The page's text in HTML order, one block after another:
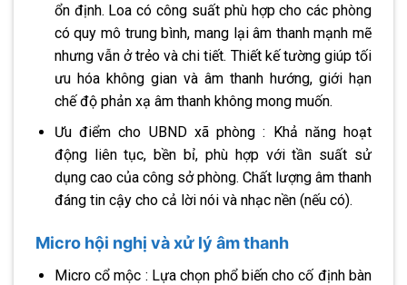
ổn định. Loa có công suất phù hợp cho các phòng
có quy mô trung bình, mang lại âm thanh mạnh mẽ
nhưng vẫn ở trẻo và chi tiết. Thiết kế tường giúp tối
ưu hóa không gian và âm thanh hướng, giới hạn
chế độ phản xạ âm thanh không mong muốn.
Ưu điểm cho UBND xã phòng : Khả năng hoạt
động liên tục, bền bỉ, phù hợp với tần suất sử
dụng cao của công sở phòng. Chất lượng âm thanh
đáng tin cậy cho cả lời nói và nhạc nền (nếu có).
Micro hội nghị và xử lý âm thanh
Micro cổ mộc : Lựa chọn phổ biến cho cố định bàn